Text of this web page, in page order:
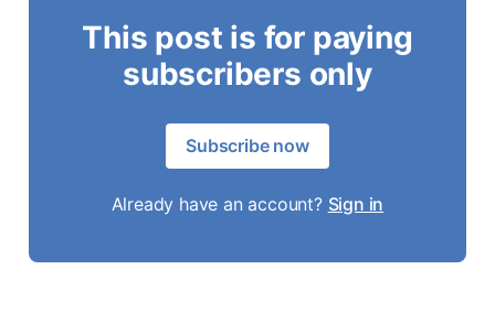
This post is for paying
subscribers only
Subscribe now
Already have an account? Sign in